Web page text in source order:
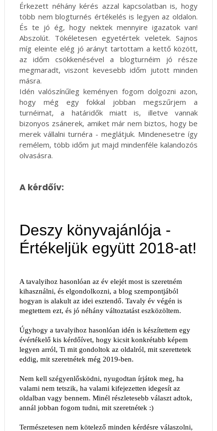
Érkezett néhány kérés azzal kapcsolatban is, hogy
több nem blogturnés értékelés is legyen az oldalon.
És te jó ég, hogy nektek mennyire igazatok van!
Abszolút. Tökéletesen egyetértek veletek. Sajnos
míg eleinte elég jó arányt tartottam a kettő között,
az időm csökkenésével a blogturnéim jó része
megmaradt, viszont kevesebb időm jutott minden
másra.
Idén valószínűleg keményen fogom dolgozni azon,
hogy még egy fokkal jobban megszűrjem a
turnéimat, a határidők miatt is, illetve vannak
bizonyos zsánerek, amiket már nem biztos, hogy be
merek vállalni turnéra - meglátjuk. Mindenesetre így
remélem, több időm jut majd mindenféle kalandozós
olvasásra.
A kérdőív: